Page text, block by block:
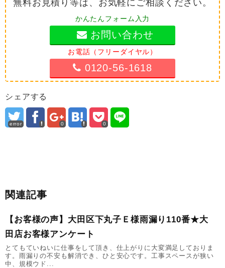
無料お見積り等は、お気軽にご相談ください。
かんたんフォーム入力
お問い合わせ
お電話（フリーダイヤル）
0120-56-1618
シェアする
error 0 0
関連記事
【お客様の声】大田区下丸子Ｅ様雨漏り110番★大
田店お客様アンケート
とてもていねいに仕事をして頂き、仕上がりに大変満足しておりま
す。雨漏りの不安も解消でき、ひと安心です。工事スペースが狭い
中、規模ウド...